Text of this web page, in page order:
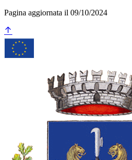
Pagina aggiornata il 09/10/2024